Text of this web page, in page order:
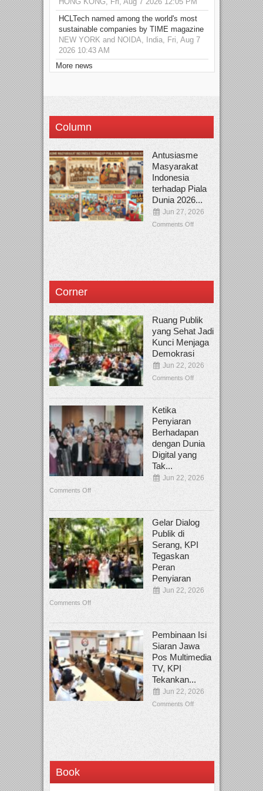
HCLTech named among the world's most
sustainable companies by TIME magazine
NEW YORK and NOIDA, India, Fri, Aug 7
2026 10:43 AM
More news
Column
Antusiasme
Masyarakat
Indonesia
terhadap Piala
Dunia 2026...
Jun 27, 2026
Comments Off
Corner
Ruang Publik
yang Sehat Jadi
Kunci Menjaga
Demokrasi
Jun 22, 2026
Comments Off
Ketika
Penyiaran
Berhadapan
dengan Dunia
Digital yang
Tak...
Jun 22, 2026
Comments Off
Gelar Dialog
Publik di
Serang, KPI
Tegaskan
Peran
Penyiaran
Jun 22, 2026
Comments Off
Pembinaan Isi
Siaran Jawa
Pos Multimedia
TV, KPI
Tekankan...
Jun 22, 2026
Comments Off
Book